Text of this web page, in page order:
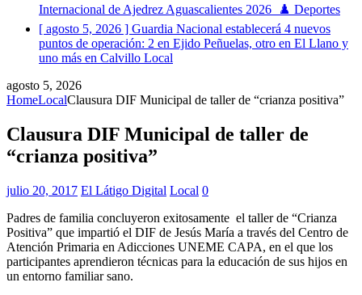
Internacional de Ajedrez Aguascalientes 2026 ♟️ Deportes
[ agosto 5, 2026 ] Guardia Nacional establecerá 4 nuevos
puntos de operación: 2 en Ejido Peñuelas, otro en El Llano y
uno más en Calvillo Local
agosto 5, 2026
HomeLocalClausura DIF Municipal de taller de “crianza positiva”
Clausura DIF Municipal de taller de
“crianza positiva”
julio 20, 2017 El Látigo Digital Local 0
Padres de familia concluyeron exitosamente el taller de “Crianza
Positiva” que impartió el DIF de Jesús María a través del Centro de
Atención Primaria en Adicciones UNEME CAPA, en el que los
participantes aprendieron técnicas para la educación de sus hijos en
un entorno familiar sano.